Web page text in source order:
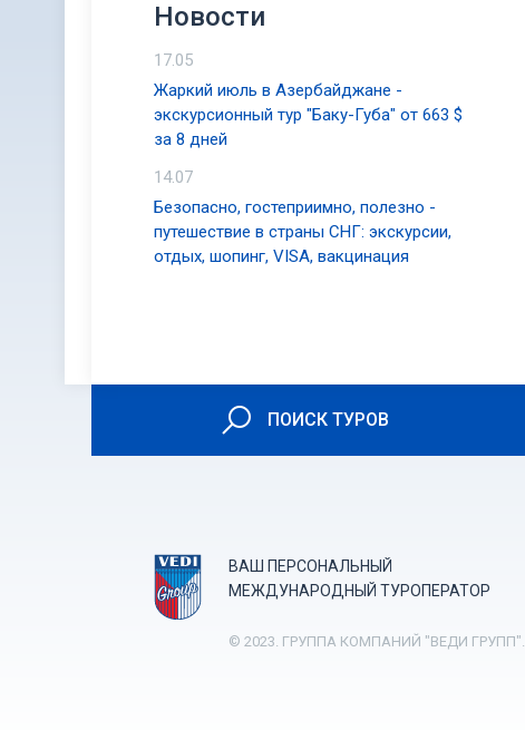
Новости
17.05
Жаркий июль в Азербайджане -
экскурсионный тур "Баку-Губа" от 663 $
за 8 дней
14.07
Безопасно, гостеприимно, полезно -
путешествие в страны СНГ: экскурсии,
отдых, шопинг, VISA, вакцинация
ПОИСК ТУРОВ
ВАШ ПЕРСОНАЛЬНЫЙ
МЕЖДУНАРОДНЫЙ ТУРОПЕРАТОР
© 2023. ГРУППА КОМПАНИЙ "ВЕДИ ГРУПП".